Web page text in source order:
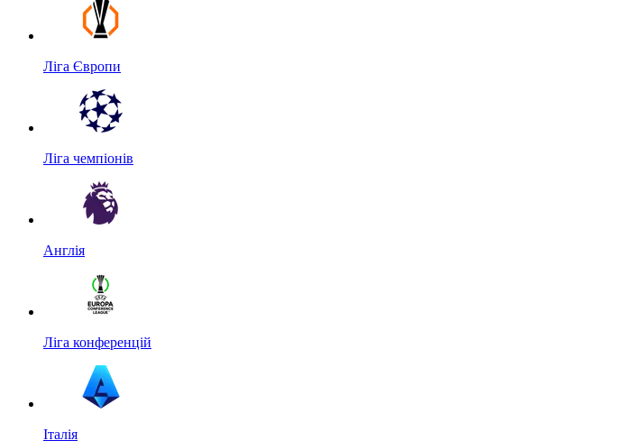
Ліга Європи
Ліга чемпіонів
Англія
Ліга конференцій
Італія